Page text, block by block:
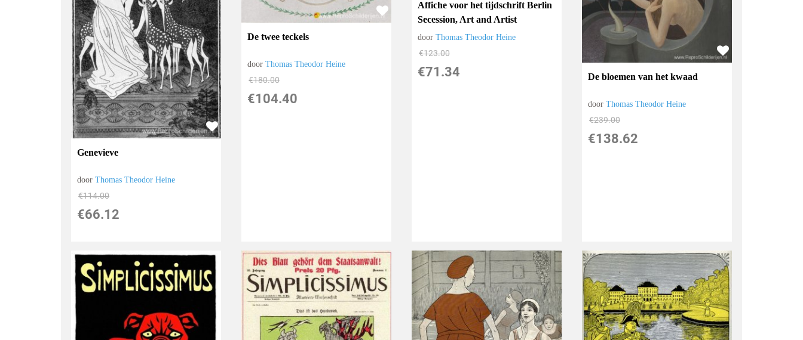
Genevieve
doorThomas Theodor Heine
€114.00
€66.12
De twee teckels
doorThomas Theodor Heine
€180.00
€104.40
Affiche voor het tijdschrift Berlin
Secession, Art and Artist
doorThomas Theodor Heine
€123.00
€71.34 De bloemen van het kwaad
doorThomas Theodor Heine
€239.00
€138.62